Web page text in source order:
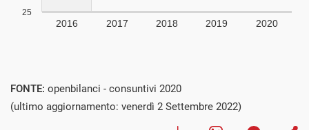
FONTE: openbilanci - consuntivi 2020
(ultimo aggiornamento: venerdì 2 Settembre 2022)